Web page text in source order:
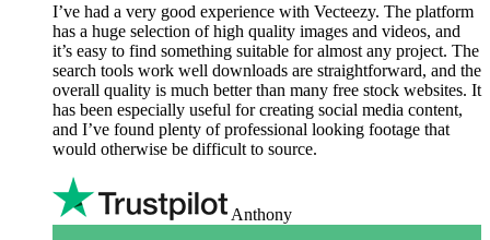
I’ve had a very good experience with Vecteezy. The platform
has a huge selection of high quality images and videos, and
it’s easy to find something suitable for almost any project. The
search tools work well downloads are straightforward, and the
overall quality is much better than many free stock websites. It
has been especially useful for creating social media content,
and I’ve found plenty of professional looking footage that
would otherwise be difficult to source.
Anthony